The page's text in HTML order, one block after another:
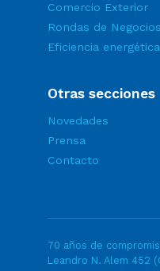
Comercio Exterior
Rondas de Negocios
Eficiencia energética
Otras secciones
Novedades
Prensa
Contacto
70 años de
Leandro N. Alem 452